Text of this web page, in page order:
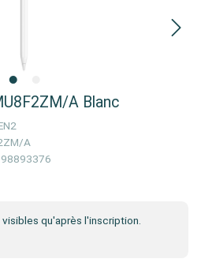
A Blanc
A
qu'après l'inscription.